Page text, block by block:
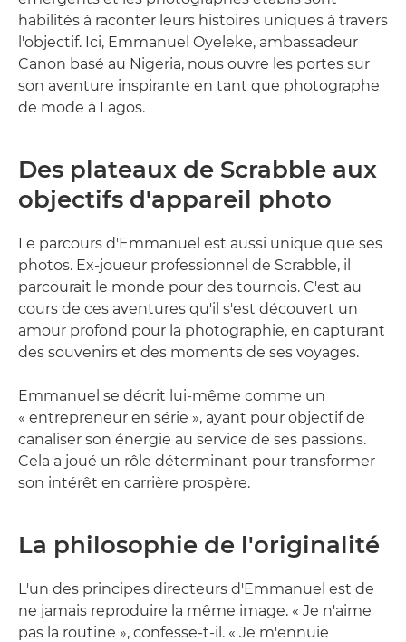
habilités à raconter leurs histoires uniques à travers
l'objectif. Ici, Emmanuel Oyeleke, ambassadeur
Canon basé au Nigeria, nous ouvre les portes sur
son aventure inspirante en tant que photographe
de mode à Lagos.
Des plateaux de Scrabble aux
objectifs d'appareil photo
Le parcours d'Emmanuel est aussi unique que ses
photos. Ex-joueur professionnel de Scrabble, il
parcourait le monde pour des tournois. C'est au
cours de ces aventures qu'il s'est découvert un
amour profond pour la photographie, en capturant
des souvenirs et des moments de ses voyages.
Emmanuel se décrit lui-même comme un
« entrepreneur en série », ayant pour objectif de
canaliser son énergie au service de ses passions.
Cela a joué un rôle déterminant pour transformer
son intérêt en carrière prospère.
La philosophie de l'originalité
L'un des principes directeurs d'Emmanuel est de
ne jamais reproduire la même image. « Je n'aime
pas la routine », confesse-t-il. « Je m'ennuie